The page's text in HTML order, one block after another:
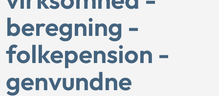
beregning -
folkepension -
genvundne